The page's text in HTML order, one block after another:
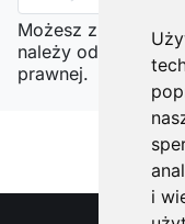
i
Możesz
należy odnaleźć
prawnej.